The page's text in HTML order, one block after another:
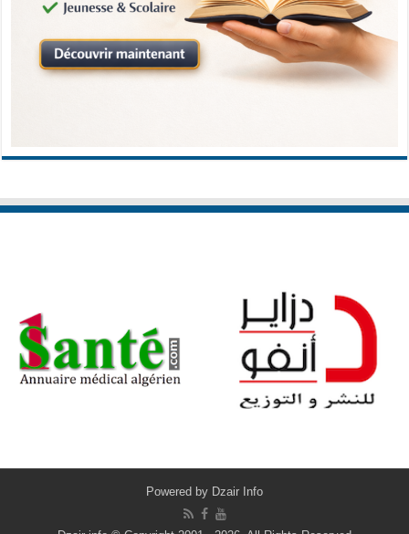
Powered by Dzair Info